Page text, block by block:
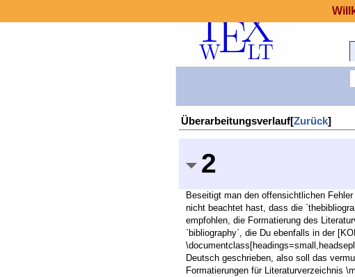
Überarbeitungsverlauf[Zurück]
2
Beseitigt man den offensichtlichen
nicht beachtet hast, dass die
empfohlen, die Formatierung des
`bibliography`, die Du ebenfalls in der
Deutsch geschrieben, also soll das
Formatierungen für Literaturverzeichnis